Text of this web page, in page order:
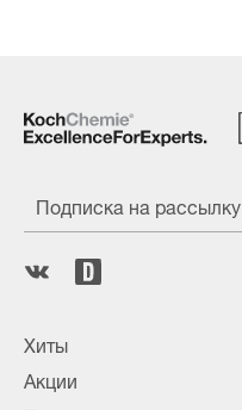
Подписка на рассылку
Хиты
Акции